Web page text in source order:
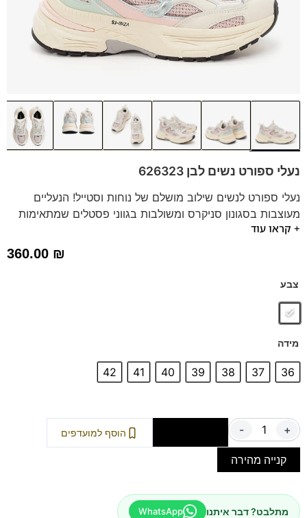
נעלי ספורט נשים לבן 626323
נעלי ספורט לנשים שילוב מושלם של נוחות וסטייל! הנעליים
מעוצבות בסגונון סניקרס ומשולבות בגווני פסטלים שמתאימות
את עצמן לכל לבוש וסגנון חיים.
איכותיים ושומרות על איכות הסביבה.
+ קראו עוד
360.00 ₪
צבע
מידה
36
37
38
39
40
41
42
- + הוסף למועדפים
קנייה מהירה
מתלבט? דבר איתנו WhatsApp